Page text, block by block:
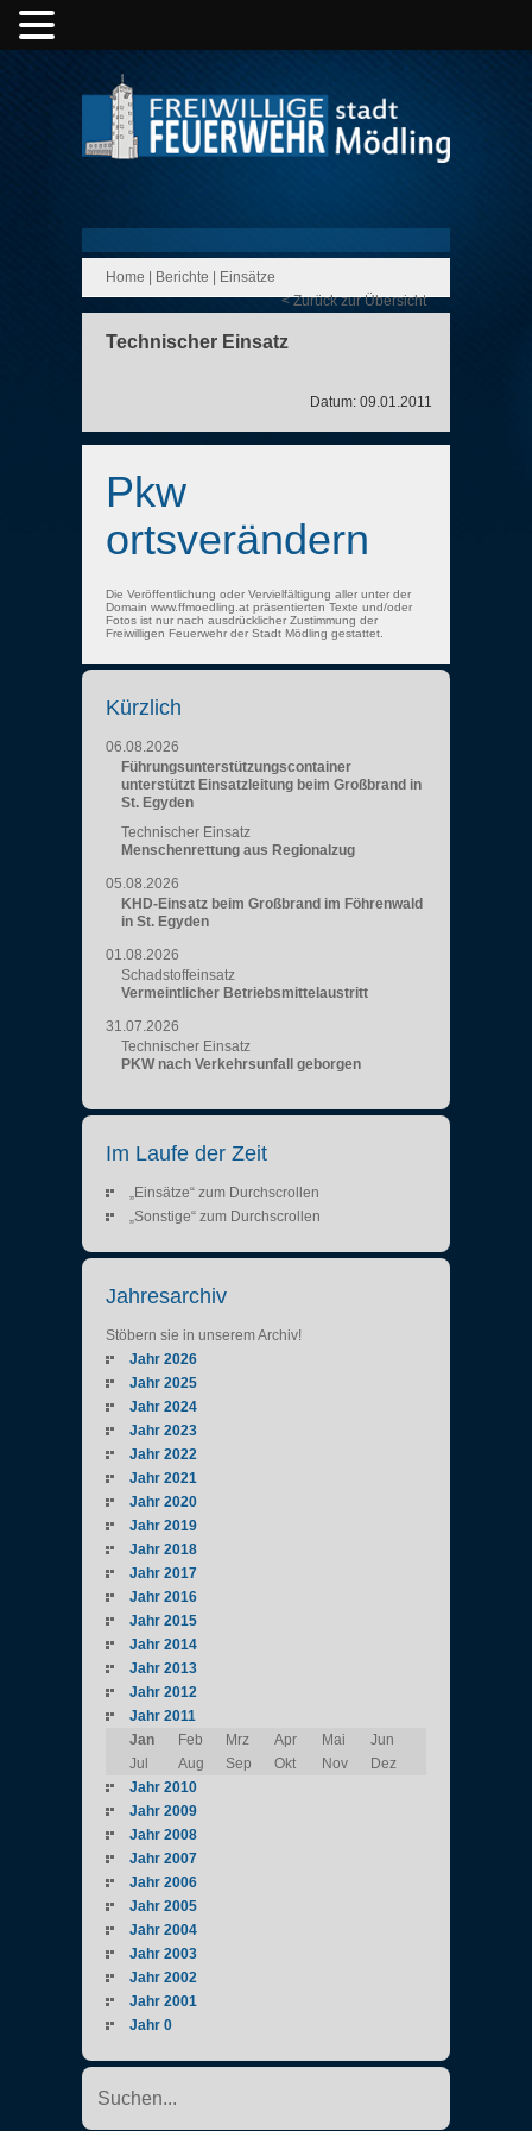
Home Berichte
Einsätze
< Zurück zur Übersicht
Technischer Einsatz
Datum: 09.01.2011
Pkw
ortsverändern
Die Veröffentlichung oder Vervielfältigung aller unter der
Domain www.ffmoedling.at präsentierten Texte und/oder
Fotos ist nur nach ausdrücklicher Zustimmung der
Freiwilligen Feuerwehr der Stadt Mödling gestattet.
Kürzlich
06.08.2026
Führungsunterstützungscontainer
unterstützt Einsatzleitung beim Großbrand in
St. Egyden
Technischer Einsatz
Menschenrettung aus Regionalzug
05.08.2026
KHD-Einsatz beim Großbrand im Föhrenwald
in St. Egyden
01.08.2026
Schadstoffeinsatz
Vermeintlicher Betriebsmittelaustritt
31.07.2026
Technischer Einsatz
PKW nach Verkehrsunfall geborgen
Im Laufe der Zeit
„Einsätze“ zum Durchscrollen
„Sonstige“ zum Durchscrollen
Jahresarchiv
Stöbern sie in unserem Archiv!
Jahr 2026
Jahr 2025
Jahr 2024
Jahr 2023
Jahr 2022
Jahr 2021
Jahr 2020
Jahr 2019
Jahr 2018
Jahr 2017
Jahr 2016
Jahr 2015
Jahr 2014
Jahr 2013
Jahr 2012
Jahr 2011
Jan
Feb Mrz Apr Mai
Jun
Jul
Aug Sep Okt Nov
Dez
Jahr 2010
Jahr 2009
Jahr 2008
Jahr 2007
Jahr 2006
Jahr 2005
Jahr 2004
Jahr 2003
Jahr 2002
Jahr 2001
Jahr 0